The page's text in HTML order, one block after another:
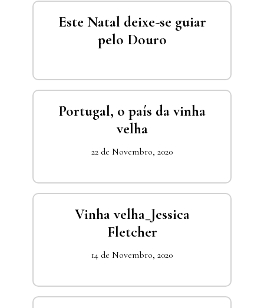
Este Natal deixe-se guiar
pelo Douro
Portugal, o país da vinha
velha
22 de Novembro, 2020
Vinha velha_Jessica
Fletcher
14 de Novembro, 2020